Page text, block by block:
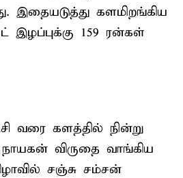
இதையடுத்து களமிறங்கிய
159 ரன்கள்
வரை களத்தில் நின்று
விருதை வாங்கிய
சஞ்சு சம்சன்